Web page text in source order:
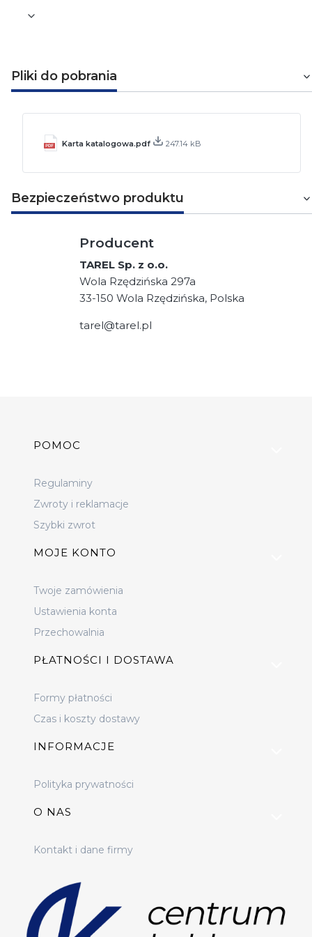
Pliki do pobrania
Karta katalogowa.pdf 247.14 kB
Bezpieczeństwo produktu
Producent
TAREL Sp. z o.o.
Wola Rzędzińska 297a
33-150 Wola Rzędzińska, Polska
tarel@tarel.pl
Linki w stopce
POMOC
Regulaminy
Zwroty i reklamacje
Szybki zwrot
MOJE KONTO
Twoje zamówienia
Ustawienia konta
Przechowalnia
PŁATNOŚCI I DOSTAWA
Formy płatności
Czas i koszty dostawy
INFORMACJE
Polityka prywatności
O NAS
Kontakt i dane firmy